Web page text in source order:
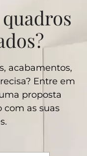
acabamentos,
Entre em
proposta
com as suas